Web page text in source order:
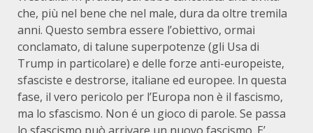
che, più nel bene che nel male, dura da oltre tremila
anni. Questo sembra essere l’obiettivo, ormai
conclamato, di talune superpotenze (gli Usa di
Trump in particolare) e delle forze anti-europeiste,
sfasciste e destrorse, italiane ed europee. In questa
fase, il vero pericolo per l’Europa non è il fascismo,
ma lo sfascismo. Non é un gioco di parole. Se passa